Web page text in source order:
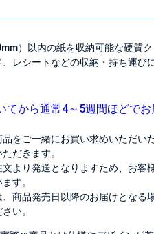
）以内の紙を収納可能な硬質ク
レシートなどの収納・持ち運び
てから通常4～5週間ほどでお
品をご一緒にお買い求めいただい
だきます。
文より発送となりますため、お客
す。
商品発売日以降のお届けとなる
い。